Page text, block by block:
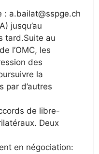
: a.bailat@sspge.ch
jusqu’au
tard.Suite au
l’OMC, les
des
la
par d’autres
de libre-
Deux
en négociation: